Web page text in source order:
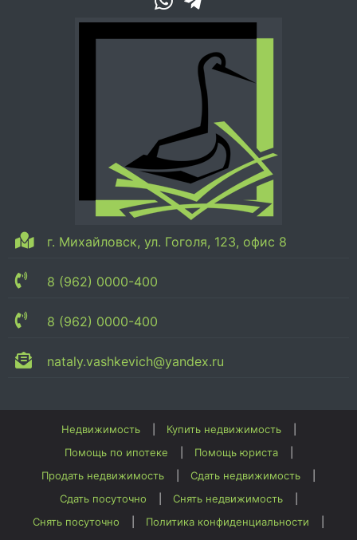
г. Михайловск, ул. Гоголя, 123, офис 8
8 (962) 0000-400
8 (962) 0000-400
nataly.vashkevich@yandex.ru
Недвижимость
Купить недвижимость
Помощь по ипотеке
Помощь юриста
Продать недвижимость
Сдать недвижимость
Сдать посуточно
Снять недвижимость
Снять посуточно
Политика конфиденциальности